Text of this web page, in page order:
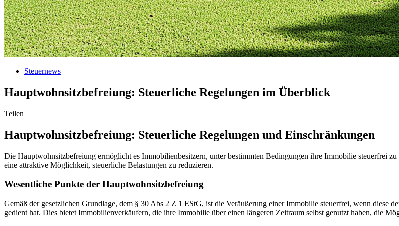
Steuernews
Hauptwohnsitzbefreiung: Steuerliche Regelungen im Überblick
Teilen
Hauptwohnsitzbefreiung: Steuerliche Regelungen und Einschränkungen
Die Hauptwohnsitzbefreiung ermöglicht es Immobilienbesitzern, unter bestimmten Bedingungen ihre Immobilie steuerfrei
eine attraktive Möglichkeit, steuerliche Belastungen zu reduzieren.
Wesentliche Punkte der Hauptwohnsitzbefreiung
Gemäß der gesetzlichen Grundlage, dem § 30 Abs 2 Z 1 EStG, ist die Veräußerung einer Immobilie steuerfrei, wenn diese
gedient hat. Dies bietet Immobilienverkäufern, die ihre Immobilie über einen längeren Zeitraum selbst genutzt haben, die